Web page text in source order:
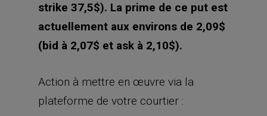
strike 37,5$). La prime de ce put est
actuellement aux environs de 2,09$
(bid à 2,07$ et ask à 2,10$).
Action à mettre en œuvre via la
plateforme de votre courtier :